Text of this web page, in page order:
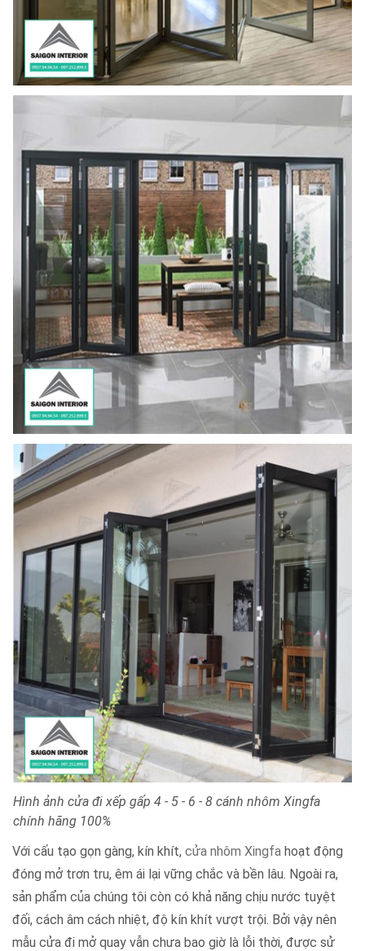
Hình ảnh cửa đi xếp gấp 4 - 5 - 6 - 8 cánh nhôm Xingfa
chính hãng 100%
Với cấu tạo gọn gàng, kín khít, cửa nhôm Xingfa hoạt động
đóng mở trơn tru, êm ái lại vững chắc và bền lâu. Ngoài ra,
sản phẩm của chúng tôi còn có khả năng chịu nước tuyệt
đối, cách âm cách nhiệt, độ kín khít vượt trội. Bởi vậy nên
mẫu cửa đi mở quay vẫn chưa bao giờ là lỗi thời, được sử